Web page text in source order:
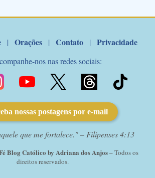
| Orações | Contato | Privacidade
nos nas redes sociais:
nossas postagens por e-mail
que me fortalece." – Filipenses 4:13
Blog Católico by Adriana dos Anjos– Todos os
direitos reservados.